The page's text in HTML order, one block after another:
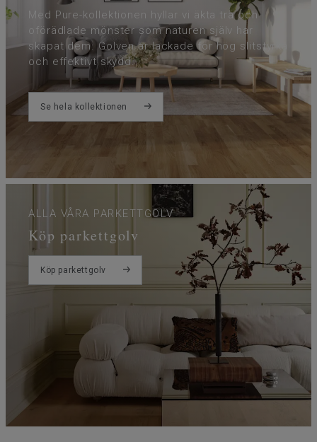
Med Pure-kollektionen hyllar vi äkta trä och
oförädlade mönster som naturen själv har
skapat dem. Golven är lackade för hög slitstyrka
och effektivt skydd.
Se hela kollektionen
ALLA VÅRA PARKETTGOLV
Köp parkettgolv
Köp parkettgolv